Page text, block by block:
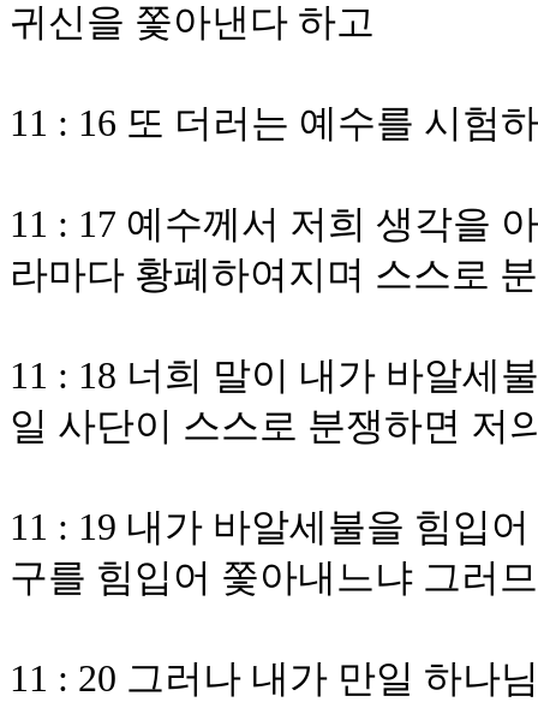
귀신을 쫓아낸다 하고
11 : 16 또 더러는 예수를 시험
11 : 17 예수께서 저희 생각을
라마다 황폐하여지며 스스로
11 : 18 너희 말이 내가 바알세
일 사단이 스스로 분쟁하면 저
11 : 19 내가 바알세불을 힘입
구를 힘입어 쫓아내느냐 그러
11 : 20 그러나 내가 만일 하나